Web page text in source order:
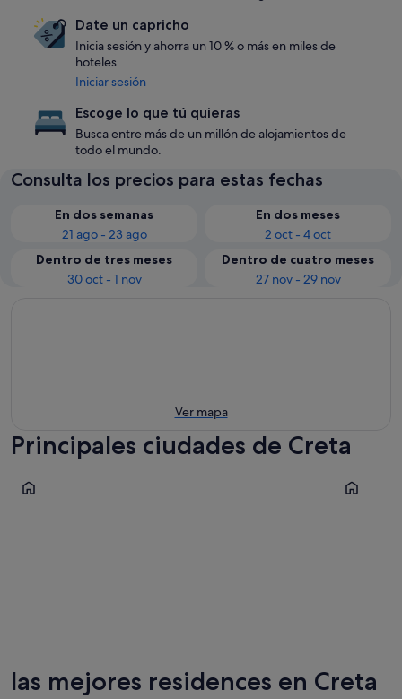
Date un capricho
Inicia sesión y ahorra un 10 % o más en miles de
hoteles.
Iniciar sesión
Escoge lo que tú quieras
Busca entre más de un millón de alojamientos de
todo el mundo.
Consulta los precios para estas fechas
En dos semanas
21 ago - 23 ago
En dos meses
2 oct - 4 oct
Dentro de tres meses
30 oct - 1 nov
Dentro de cuatro meses
27 nov - 29 nov
Ver mapa
Principales ciudades de Creta
La Canea Rétino
las mejores residences en Creta